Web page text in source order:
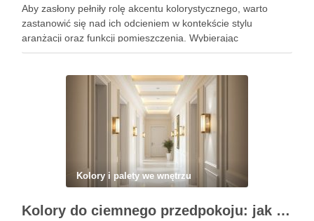
Aby zasłony pełniły rolę akcentu kolorystycznego, warto
zastanowić się nad ich odcieniem w kontekście stylu
aranżacji oraz funkcji pomieszczenia. Wybierając
odpowiednie barwy, możesz nie tylko podkreślić charakter
Kolory i palety we wnętrzu
Kolory do ciemnego przedpokoju: jak wybrać barwy i oświetlenie, by optycznie rozjaśnić i powiększyć przestrzeń